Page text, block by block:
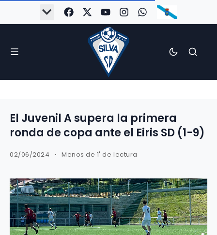
El Juvenil A supera la primera
ronda de copa ante el Eiris SD (1-9)
02/06/2024 Menos de 1' de lectura